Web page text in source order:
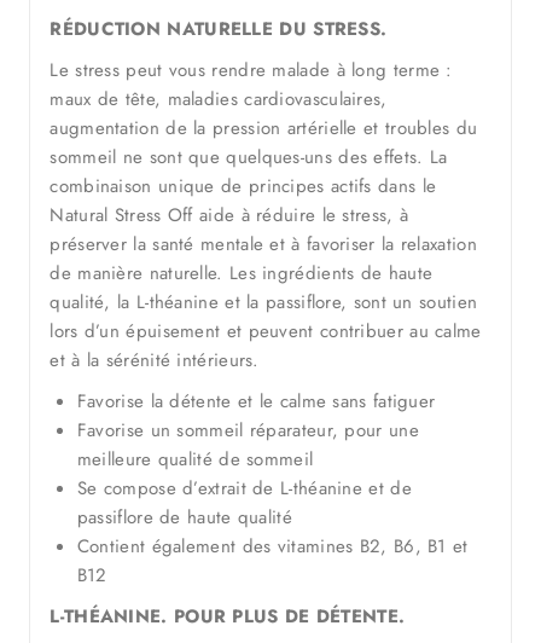
RÉDUCTION NATURELLE DU STRESS.
Le stress peut vous rendre malade à long terme :
maux de tête, maladies cardiovasculaires,
augmentation de la pression artérielle et troubles du
sommeil ne sont que quelques-uns des effets. La
combinaison unique de principes actifs dans le
Natural Stress Off aide à réduire le stress, à
préserver la santé mentale et à favoriser la relaxation
de manière naturelle. Les ingrédients de haute
qualité, la L-théanine et la passiflore, sont un soutien
lors d’un épuisement et peuvent contribuer au calme
et à la sérénité intérieurs.
Favorise la détente et le calme sans fatiguer
Favorise un sommeil réparateur, pour une
meilleure qualité de sommeil
Se compose d’extrait de L-théanine et de
passiflore de haute qualité
Contient également des vitamines B2, B6, B1 et
B12
L-THÉANINE. POUR PLUS DE DÉTENTE.